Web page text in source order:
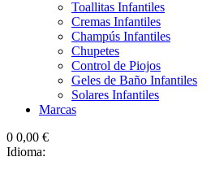
Toallitas Infantiles
Cremas Infantiles
Champús Infantiles
Chupetes
Control de Piojos
Geles de Baño Infantiles
Solares Infantiles
Marcas
0 0,00 €
Idioma: